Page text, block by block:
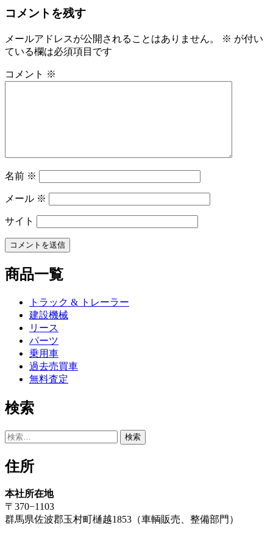
ナ
ビ
ゲ
ー
コメントを残す
メールアドレスが公開されることはありません。 ※ が付い
ている欄は必須項目です
コメント ※
名前 ※
メール ※
サイト
商品一覧
トラック & トレーラー
建設機械
リース
パーツ
乗用車
過去売買車
無料査定
検索
検
住所
本社所在地
〒370−1103
群馬県佐波郡玉村町樋越1853（車輌販売、整備部門）